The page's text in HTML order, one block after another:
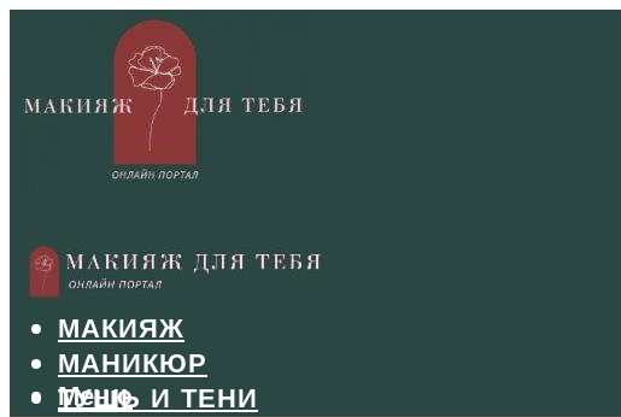
БРОВИ
ВОЛОСЫ
МАКИЯЖ
МАНИКЮР
ТУШЬ И ТЕНИ
Меню